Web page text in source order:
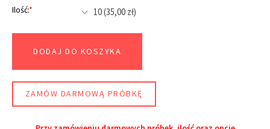
Ilość:*
DODAJ DO KOSZYKA
ZAMÓW DARMOWĄ PRÓBKĘ